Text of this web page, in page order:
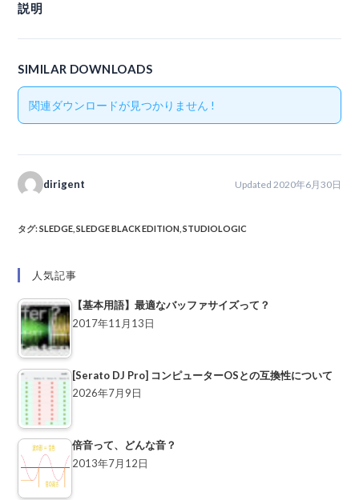
説明
SIMILAR DOWNLOADS
関連ダウンロードが見つかりません !
dirigent Updated 2020年6月30日
タグ:SLEDGE SLEDGE BLACK EDITION STUDIOLOGIC
人気記事
【基本用語】最適なバッファサイズって？
2017年11月13日
[Serato DJ Pro] コンピューターOSとの互換性について
2026年7月9日
倍音って、どんな音？
2013年7月12日